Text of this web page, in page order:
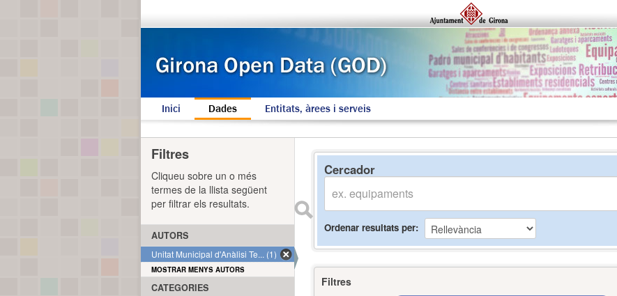
Inici Dades Entitats, àrees i serveis
Cercador
Ordenar resultats per
Filtres
Filtres
Cliqueu sobre un o més
termes de la llista següent
per filtrar els resultats.
AUTORS
Unitat Municipal d'Anàlisi Te... (1)
MOSTRAR MENYS AUTORS
CATEGORIES